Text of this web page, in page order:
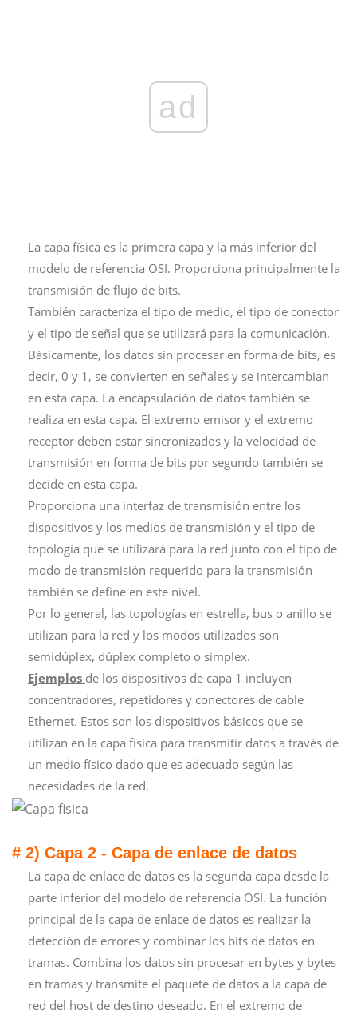
ad
La capa física es la primera capa y la más inferior del
modelo de referencia OSI. Proporciona principalmente la
transmisión de flujo de bits.
También caracteriza el tipo de medio, el tipo de conector
y el tipo de señal que se utilizará para la comunicación.
Básicamente, los datos sin procesar en forma de bits, es
decir, 0 y 1, se convierten en señales y se intercambian
en esta capa. La encapsulación de datos también se
realiza en esta capa. El extremo emisor y el extremo
receptor deben estar sincronizados y la velocidad de
transmisión en forma de bits por segundo también se
decide en esta capa.
Proporciona una interfaz de transmisión entre los
dispositivos y los medios de transmisión y el tipo de
topología que se utilizará para la red junto con el tipo de
modo de transmisión requerido para la transmisión
también se define en este nivel.
Por lo general, las topologías en estrella, bus o anillo se
utilizan para la red y los modos utilizados son
semidúplex, dúplex completo o simplex.
Ejemplos de los dispositivos de capa 1 incluyen
concentradores, repetidores y conectores de cable
Ethernet. Estos son los dispositivos básicos que se
utilizan en la capa física para transmitir datos a través de
un medio físico dado que es adecuado según las
necesidades de la red.
# 2) Capa 2 - Capa de enlace de datos
La capa de enlace de datos es la segunda capa desde la
parte inferior del modelo de referencia OSI. La función
principal de la capa de enlace de datos es realizar la
detección de errores y combinar los bits de datos en
tramas. Combina los datos sin procesar en bytes y bytes
en tramas y transmite el paquete de datos a la capa de
red del host de destino deseado. En el extremo de